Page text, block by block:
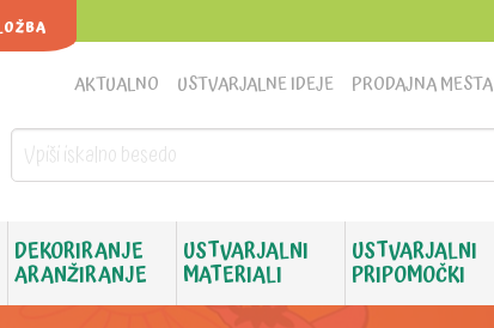
PRODAJNA MESTA
USTVARJALNE IDEJE
AKTUALNO
DEKORIRANJE
ARANŽIRANJE
USTVARJALNI
MATERIALI
USTVARJALNI
PRIPOMOČKI